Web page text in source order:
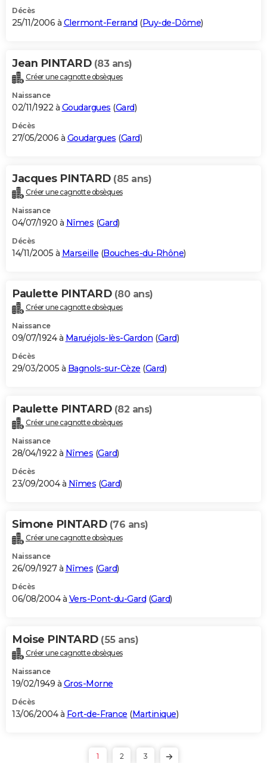
Décès
25/11/2006 à Clermont-Ferrand (Puy-de-Dôme)
Jean PINTARD (83 ans)
Créer une cagnotte obsèques
Naissance
02/11/1922 à Goudargues (Gard)
Décès
27/05/2006 à Goudargues (Gard)
Jacques PINTARD (85 ans)
Créer une cagnotte obsèques
Naissance
04/07/1920 à Nîmes (Gard)
Décès
14/11/2005 à Marseille (Bouches-du-Rhône)
Paulette PINTARD (80 ans)
Créer une cagnotte obsèques
Naissance
09/07/1924 à Maruéjols-lès-Gardon (Gard)
Décès
29/03/2005 à Bagnols-sur-Cèze (Gard)
Paulette PINTARD (82 ans)
Créer une cagnotte obsèques
Naissance
28/04/1922 à Nîmes (Gard)
Décès
23/09/2004 à Nîmes (Gard)
Simone PINTARD (76 ans)
Créer une cagnotte obsèques
Naissance
26/09/1927 à Nîmes (Gard)
Décès
06/08/2004 à Vers-Pont-du-Gard (Gard)
Moise PINTARD (55 ans)
Créer une cagnotte obsèques
Naissance
19/02/1949 à Gros-Morne
Décès
13/06/2004 à Fort-de-France (Martinique)
1 2 3